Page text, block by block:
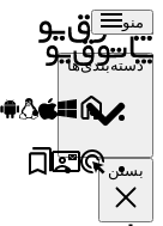
منو
دسته‌بندی‌ها
بستن